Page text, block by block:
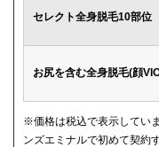
セレクト全身脱毛10部位
お尻を含む全身脱毛(顔
※価格は税込で表示してい
ンズエミナルで初めて契約